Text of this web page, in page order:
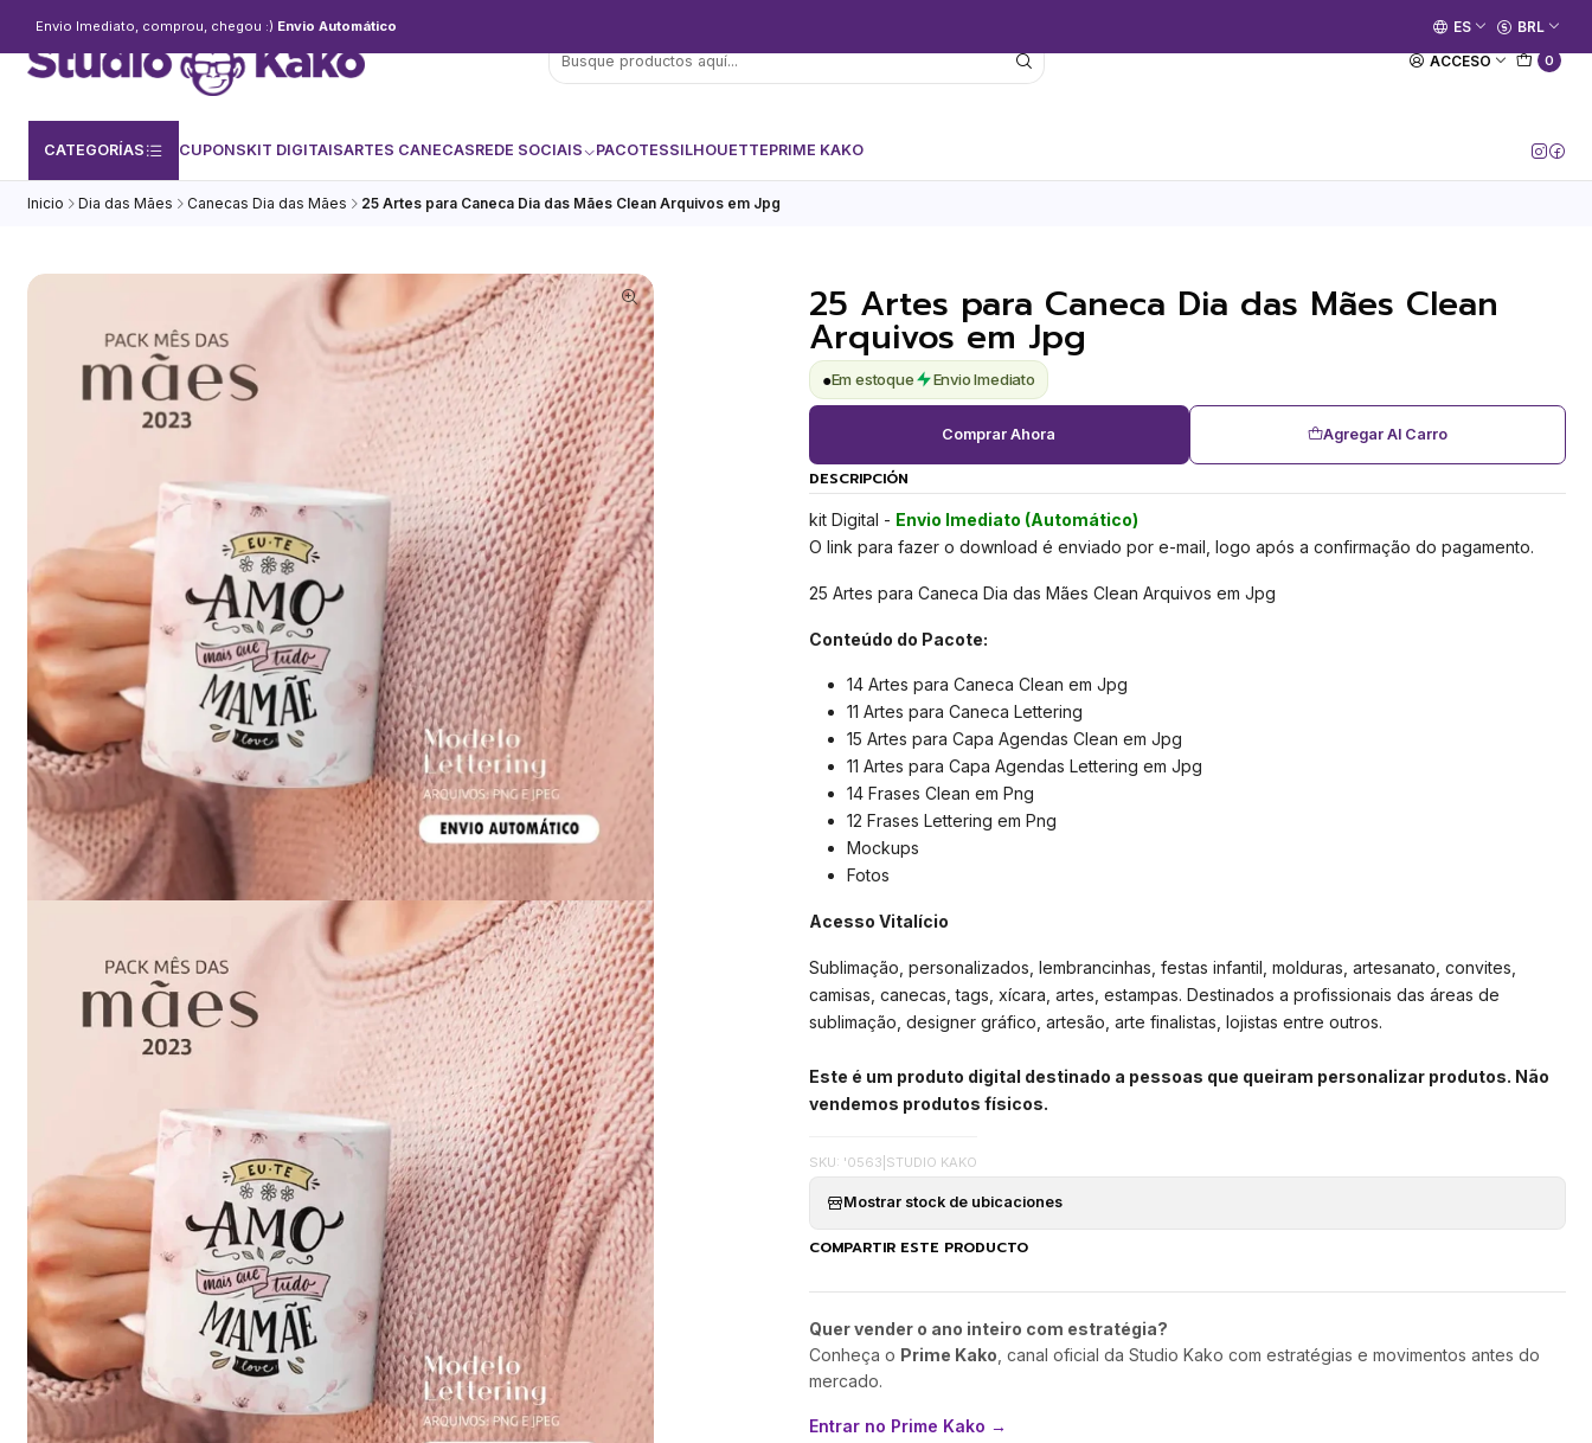
ACCESO 0
CATEGORÍAS CUPONSKIT DIGITAISARTES CANECASREDE SOCIAIS PACOTESSILHOUETTEPRIME KAKO
Envio Imediato, comprou, chegou :) Envio Automático [Entrar no Canal]
ES BRL
Inicio Dia das Mães Canecas Dia das Mães 25 Artes para Caneca Dia das Mães Clean Arquivos em Jpg
25 Artes para Caneca Dia das Mães Clean
Arquivos em Jpg
●Em estoque Envio Imediato
Agregar Al Carro
Comprar Ahora
DESCRIPCIÓN
kit Digital - Envio Imediato (Automático)
O link para fazer o download é enviado por e-mail, logo após a confirmação do pagamento.
25 Artes para Caneca Dia das Mães Clean Arquivos em Jpg
Conteúdo do Pacote:
14 Artes para Caneca Clean em Jpg
11 Artes para Caneca Lettering
15 Artes para Capa Agendas Clean em Jpg
11 Artes para Capa Agendas Lettering em Jpg
14 Frases Clean em Png
12 Frases Lettering em Png
Mockups
Fotos
Acesso Vitalício
Sublimação, personalizados, lembrancinhas, festas infantil, molduras, artesanato, convites,
camisas, canecas, tags, xícara, artes, estampas. Destinados a profissionais das áreas de
sublimação, designer gráfico, artesão, arte finalistas, lojistas entre outros.
Este é um produto digital destinado a pessoas que queiram personalizar produtos. Não
vendemos produtos físicos.
SKU: '0563 STUDIO KAKO
Mostrar stock de ubicaciones
COMPARTIR ESTE PRODUCTO
Quer vender o ano inteiro com estratégia?
Conheça o Prime Kako , canal oficial da Studio Kako com estratégias e movimentos antes do
mercado.
Entrar no Prime Kako →